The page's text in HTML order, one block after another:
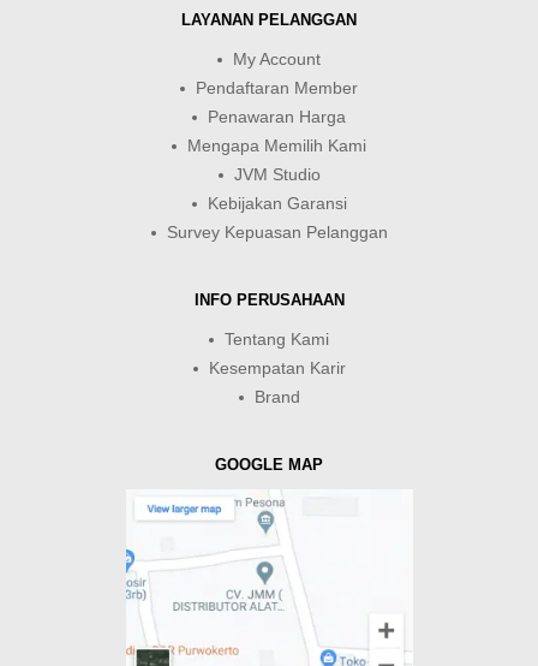
LAYANAN PELANGGAN
My Account
Pendaftaran Member
Penawaran Harga
Mengapa Memilih Kami
JVM Studio
Kebijakan Garansi
Survey Kepuasan Pelanggan
INFO PERUSAHAAN
Tentang Kami
Kesempatan Karir
Brand
GOOGLE MAP